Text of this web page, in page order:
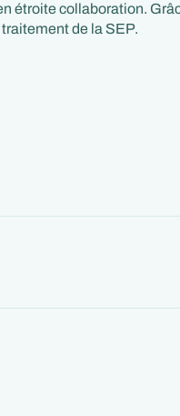
étroite collaboration.
de la SEP.